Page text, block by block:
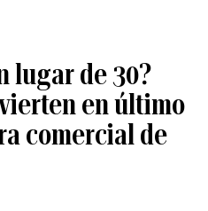
lugar de 30?
en último
comercial de